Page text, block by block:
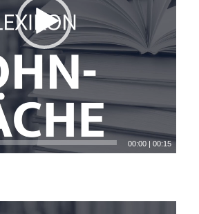
00:00 |00:15